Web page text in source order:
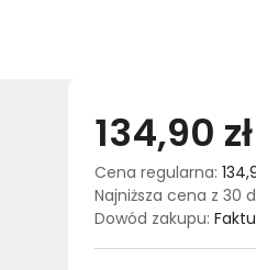
134,90 zł
Cena regularna:
Najniższa cena z 30
Dowód zakupu: